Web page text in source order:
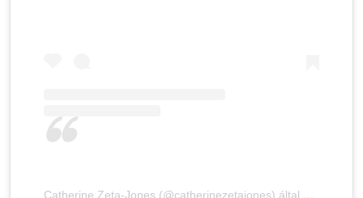
Catherine Zeta-Jones (@catherinezetajones) által megosztott bejegyzés